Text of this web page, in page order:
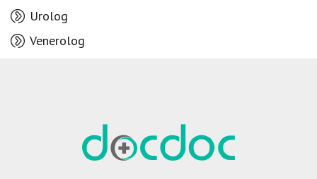
Urolog
Venerolog